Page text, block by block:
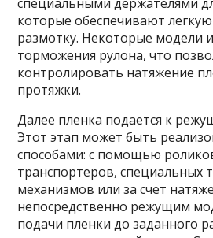
которые обеспечивают легкую
размотку. Некоторые модели
торможения рулона, что
контролировать натяжение
протяжки.
Далее пленка подается к
Этот этап может быть
способами: с помощью
транспортеров, специальных
механизмов или за счет
непосредственно режущим
подачи пленки до заданного